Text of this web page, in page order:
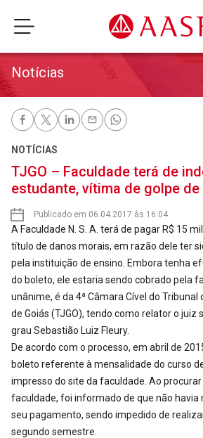
Notícias
NOTÍCIAS
TJGO – Faculdade terá de
estudante, vítima de golpe
Publicado em 06.04.2017 às 16:04
A Faculdade N. S. A. terá de pagar R$ 15
título de danos morais, em razão dele ter
pela instituição de ensino. Embora tenha
do boleto, ele estaria sendo cobrado pela
unânime, é da 4ª Câmara Cível do Tribunal
de Goiás (TJGO), tendo como relator o
grau Sebastião Luiz Fleury.
De acordo com o processo, em abril de
boleto referente à mensalidade do curso
impresso do site da faculdade. Ao procurar
faculdade, foi informado de que não havia
seu pagamento, sendo impedido de
segundo semestre.